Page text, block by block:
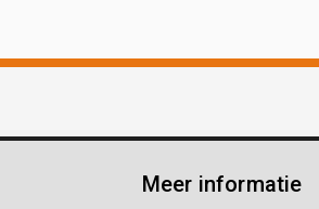
Meer informatie